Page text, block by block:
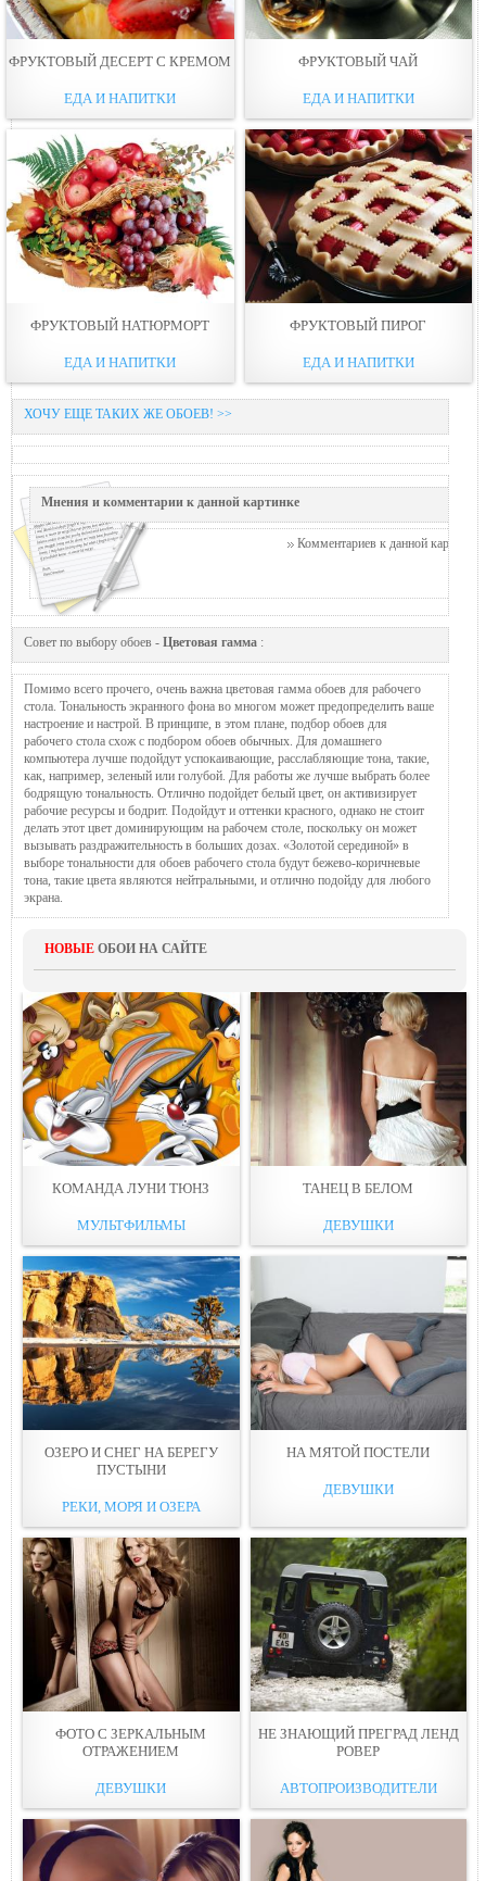
ФРУКТОВЫЙ ДЕСЕРТ С КРЕМОМ
ЕДА И НАПИТКИ
ФРУКТОВЫЙ ЧАЙ
ЕДА И НАПИТКИ
ФРУКТОВЫЙ НАТЮРМОРТ
ЕДА И НАПИТКИ
ФРУКТОВЫЙ ПИРОГ
ЕДА И НАПИТКИ
ХОЧУ ЕЩЕ ТАКИХ ЖЕ ОБОЕВ! >>
Мнения и комментарии к данной картинке
Комментариев к данной картинке
Совет по выбору обоев - Цветовая гамма :
Помимо всего прочего, очень важна цветовая гамма обоев для рабочего
стола. Тональность экранного фона во многом может предопределить ваше
настроение и настрой. В принципе, в этом плане, подбор обоев для
рабочего стола схож с подбором обоев обычных. Для домашнего
компьютера лучше подойдут успокаивающие, расслабляющие тона, такие,
как, например, зеленый или голубой. Для работы же лучше выбрать более
бодрящую тональность. Отлично подойдет белый цвет, он активизирует
рабочие ресурсы и бодрит. Подойдут и оттенки красного, однако не стоит
делать этот цвет доминирующим на рабочем столе, поскольку он может
вызывать раздражительность в больших дозах. «Золотой серединой» в
выборе тональности для обоев рабочего стола будут бежево-коричневые
тона, такие цвета являются нейтральными, и отлично подойду для любого
экрана.
НОВЫЕ ОБОИ НА САЙТЕ
КОМАНДА ЛУНИ ТЮНЗ
МУЛЬТФИЛЬМЫ
ТАНЕЦ В БЕЛОМ
ДЕВУШКИ
ОЗЕРО И СНЕГ НА БЕРЕГУ
ПУСТЫНИ
РЕКИ, МОРЯ И ОЗЕРА
НА МЯТOЙ ПОСТЕЛИ
ДЕВУШКИ
ФОТО С ЗЕРКАЛЬНЫМ
ОТРАЖЕНИЕМ
ДЕВУШКИ
НЕ ЗНАЮЩИЙ ПРЕГРАД ЛЕНД
РОВЕР
АВТОПРОИЗВОДИТЕЛИ